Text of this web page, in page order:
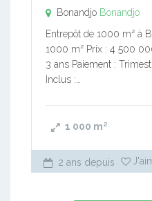
Bonandjo Bonandjo
Entrepôt de 1000 m² à
1000 m² Prix : 4 500
3 ans Paiement :
Inclus :…
1 000 m²
2 ans depuis